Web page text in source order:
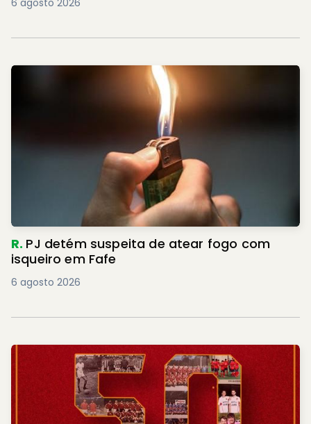
R. PJ detém suspeita de atear fogo com
isqueiro em Fafe
6 agosto 2026